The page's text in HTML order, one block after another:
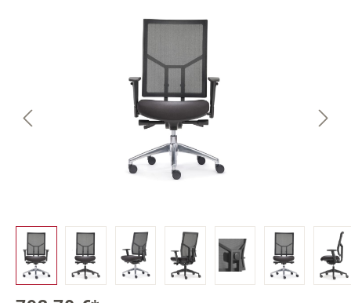
Bildergalerie überspringen